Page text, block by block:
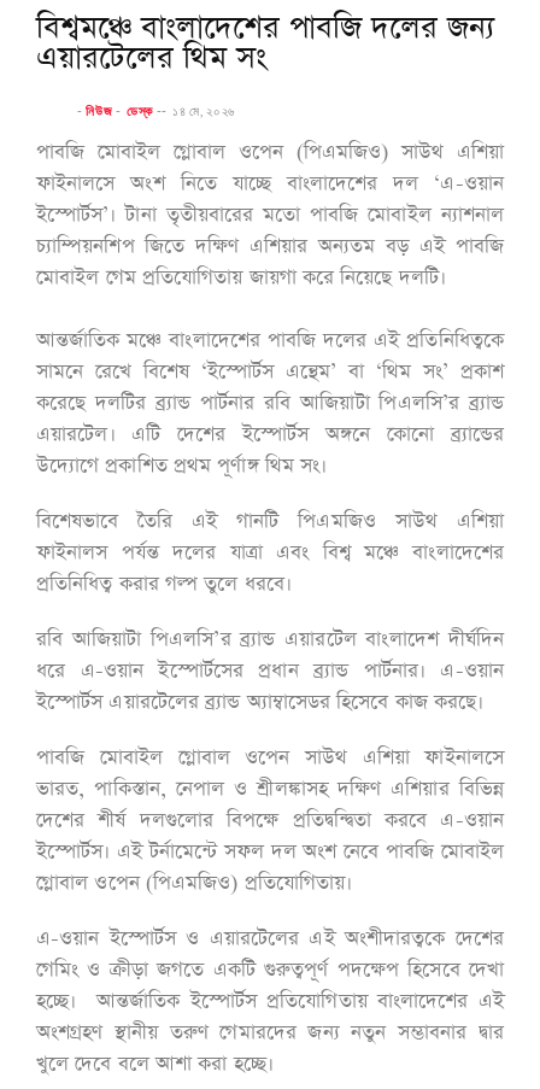
বিশ্বমঞ্চে বাংলাদেশের পাবজি দলের জন্য
এয়ারটেলের থিম সং
-নিউজ - ডেস্ক -- ১৪ মে, ২০২৬
পাবজি মোবাইল গ্লোবাল ওপেন (পিএমজিও) সাউথ এশিয়া
ফাইনালসে অংশ নিতে যাচ্ছে বাংলাদেশের দল ‘এ-ওয়ান
ইস্পোর্টস’। টানা তৃতীয়বারের মতো পাবজি মোবাইল ন্যাশনাল
চ্যাম্পিয়নশিপ জিতে দক্ষিণ এশিয়ার অন্যতম বড় এই পাবজি
মোবাইল গেম প্রতিযোগিতায় জায়গা করে নিয়েছে দলটি।
আন্তর্জাতিক মঞ্চে বাংলাদেশের পাবজি দলের এই প্রতিনিধিত্বকে
সামনে রেখে বিশেষ ‘ইস্পোর্টস এন্থেম’ বা ‘থিম সং’ প্রকাশ
করেছে দলটির ব্র্যান্ড পার্টনার রবি আজিয়াটা পিএলসি’র ব্র্যান্ড
এয়ারটেল। এটি দেশের ইস্পোর্টস অঙ্গনে কোনো ব্র্যান্ডের
উদ্যোগে প্রকাশিত প্রথম পূর্ণাঙ্গ থিম সং।
বিশেষভাবে তৈরি এই গানটি পিএমজিও সাউথ এশিয়া
ফাইনালস পর্যন্ত দলের যাত্রা এবং বিশ্ব মঞ্চে বাংলাদেশের
প্রতিনিধিত্ব করার গল্প তুলে ধরবে।
রবি আজিয়াটা পিএলসি’র ব্র্যান্ড এয়ারটেল বাংলাদেশ দীর্ঘদিন
ধরে এ-ওয়ান ইস্পোর্টসের প্রধান ব্র্যান্ড পার্টনার। এ-ওয়ান
ইস্পোর্টস এয়ারটেলের ব্র্যান্ড অ্যাম্বাসেডর হিসেবে কাজ করছে।
পাবজি মোবাইল গ্লোবাল ওপেন সাউথ এশিয়া ফাইনালসে
ভারত, পাকিস্তান, নেপাল ও শ্রীলঙ্কাসহ দক্ষিণ এশিয়ার বিভিন্ন
দেশের শীর্ষ দলগুলোর বিপক্ষে প্রতিদ্বন্দ্বিতা করবে এ-ওয়ান
ইস্পোর্টস। এই টর্নামেন্টে সফল দল অংশ নেবে পাবজি মোবাইল
গ্লোবাল ওপেন (পিএমজিও) প্রতিযোগিতায়।
এ-ওয়ান ইস্পোর্টস ও এয়ারটেলের এই অংশীদারত্বকে দেশের
গেমিং ও ক্রীড়া জগতে একটি গুরুত্বপূর্ণ পদক্ষেপ হিসেবে দেখা
হচ্ছে। আন্তর্জাতিক ইস্পোর্টস প্রতিযোগিতায় বাংলাদেশের এই
অংশগ্রহণ স্থানীয় তরুণ গেমারদের জন্য নতুন সম্ভাবনার দ্বার
খুলে দেবে বলে আশা করা হচ্ছে।